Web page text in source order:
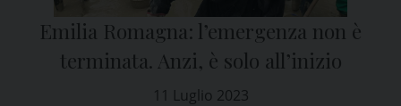
11 Luglio 2023
Emilia Romagna: l’emergenza non è
terminata. Anzi, è solo all’inizio